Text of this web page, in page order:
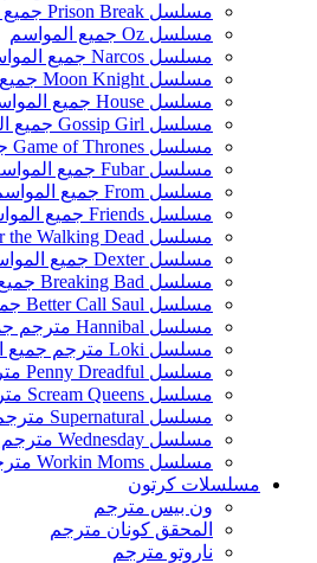
مسلسل Prison Break جميع المواسم
مسلسل Oz جميع المواسم
مسلسل Narcos جميع المواسم
مسلسل Moon Knight جميع المواسم
مسلسل House جميع المواسم
مسلسل Gossip Girl جميع المواسم
مسلسل Game of Thrones جميع المواسم
مسلسل Fubar جميع المواسم
مسلسل From جميع المواسم
مسلسل Friends جميع المواسم
مسلسل Fear the Walking Dead جميع المواسم
مسلسل Dexter جميع المواسم
مسلسل Breaking Bad جميع المواسم
مسلسل Better Call Saul جميع المواسم
مسلسل Hannibal مترجم جميع المواسم
مسلسل Loki مترجم جميع المواسم
مسلسل Penny Dreadful مترجم جميع المواسم
مسلسل Scream Queens مترجم جميع المواسم
مسلسل Supernatural مترجم جميع المواسم
مسلسل Wednesday مترجم جميع المواسم
مسلسل Workin Moms مترجم جميع المواسم
مسلسلات كرتون
ون بيس مترجم
المحقق كونان مترجم
ناروتو مترجم